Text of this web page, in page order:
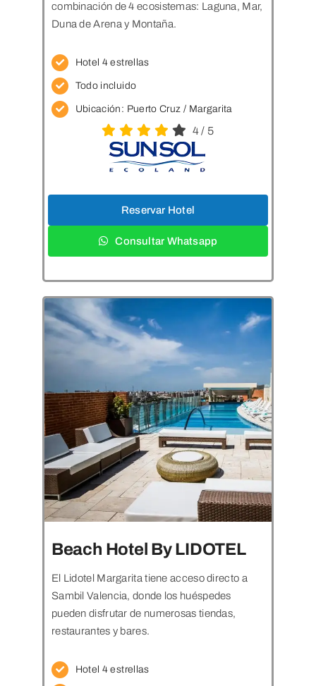
combinación de 4 ecosistemas: Laguna, Mar,
Duna de Arena y Montaña.
Hotel 4 estrellas
Todo incluido
Ubicación: Puerto Cruz / Margarita
4/ 5
Reservar Hotel
Consultar Whatsapp
Beach Hotel By LIDOTEL
El Lidotel Margarita tiene acceso directo a
Sambil Valencia, donde los huéspedes
pueden disfrutar de numerosas tiendas,
restaurantes y bares.
Hotel 4 estrellas